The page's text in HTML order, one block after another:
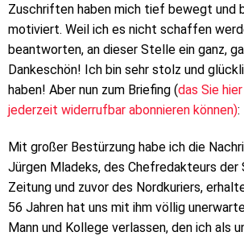
Zuschriften haben mich tief bewegt und
motiviert. Weil ich es nicht schaffen
beantworten, an dieser Stelle ein ganz,
Dankeschön! Ich bin sehr stolz und
haben! Aber nun zum Briefing (das Sie
jederzeit widerrufbar abonnieren können):
Mit großer Bestürzung habe ich die
Jürgen Mladeks, des Chefredakteurs der
Zeitung und zuvor des Nordkuriers,
56 Jahren hat uns mit ihm völlig
Mann und Kollege verlassen, den ich als